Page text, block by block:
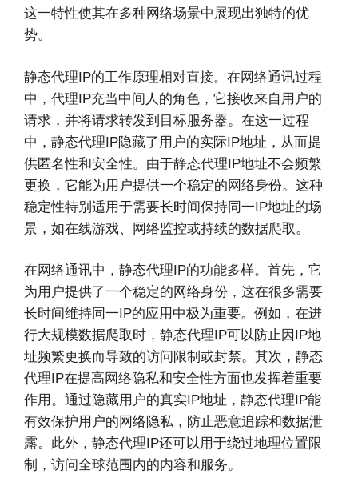
这一特性使其在多种网络场景中展现出独特的优
势。
静态代理IP的工作原理相对直接。在网络通讯过程
中，代理IP充当中间人的角色，它接收来自用户的
请求，并将请求转发到目标服务器。在这一过程
中，静态代理IP隐藏了用户的实际IP地址，从而提
供匿名性和安全性。由于静态代理IP地址不会频繁
更换，它能为用户提供一个稳定的网络身份。这种
稳定性特别适用于需要长时间保持同一IP地址的场
景，如在线游戏、网络监控或持续的数据爬取。
在网络通讯中，静态代理IP的功能多样。首先，它
为用户提供了一个稳定的网络身份，这在很多需要
长时间维持同一IP的应用中极为重要。例如，在进
行大规模数据爬取时，静态代理IP可以防止因IP地
址频繁更换而导致的访问限制或封禁。其次，静态
代理IP在提高网络隐私和安全性方面也发挥着重要
作用。通过隐藏用户的真实IP地址，静态代理IP能
有效保护用户的网络隐私，防止恶意追踪和数据泄
露。此外，静态代理IP还可以用于绕过地理位置限
制，访问全球范围内的内容和服务。